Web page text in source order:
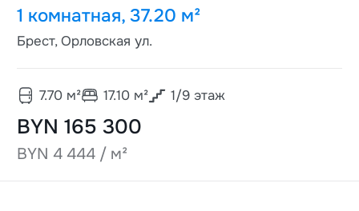
1 комнатная, 37.20 м²
Брест, Орловская ул.
7.70м² 17.10м² 1/9этаж
BYN 165 300
BYN 4 444 / м²